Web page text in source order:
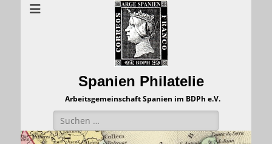
Spanien Philatelie
Arbeitsgemeinschaft Spanien im BDPh e.V.
Suchen
nach: